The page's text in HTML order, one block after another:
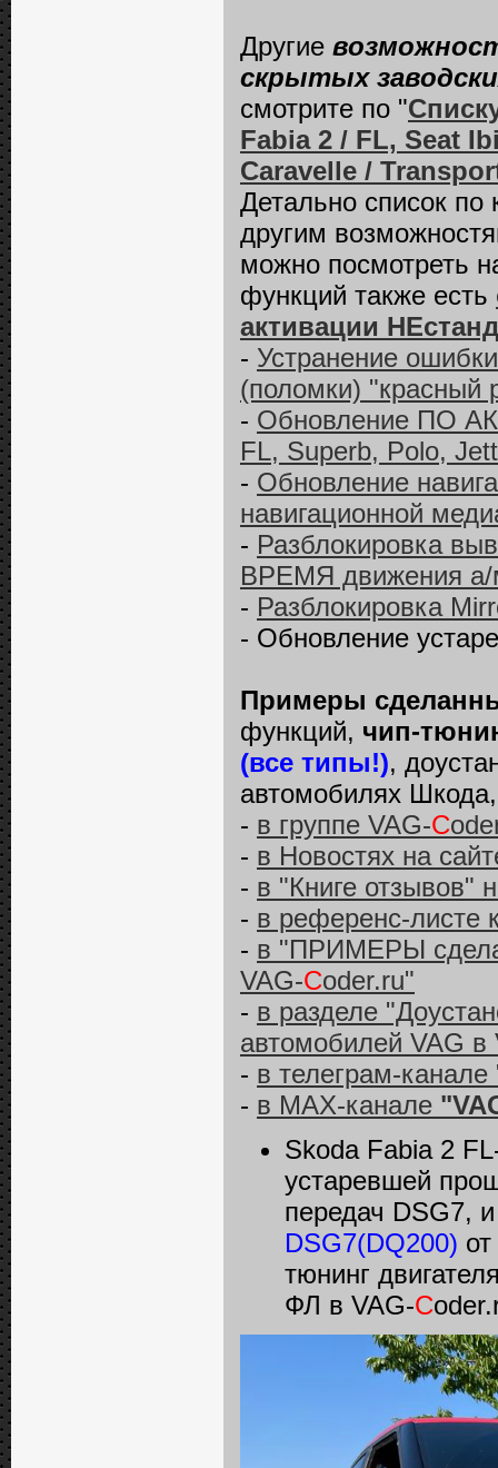
Другие
скрытых
смотрите по "
Fabia 2 / FL, Seat
Caravelle /
Детально список
другим
можно посмотреть
функций также есть
активации
- Устранение
(поломки) "красный
- Обновление ПО
FL, Superb, Polo,
- Обновление
навигационной
- Разблокировка
ВРЕМЯ движения а/
- Разблокировка
- Обновление
Примеры
функций, чип-
(все типы!),
автомобилях
- в группе VAG-C
- в Новостях на
- в "Книге отзывов"
- в референс-листе
- в "ПРИМЕРЫ
VAG-Coder.ru"
- в разделе
автомобилей VAG в
- в телеграм-канале
- в MAX-канале
Skoda Fabia 2
устаревшей
передач DSG7,
DSG7(DQ200) от
тюнинг
ФЛ в VAG-C